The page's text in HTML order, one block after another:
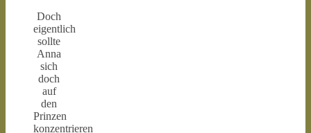
Doch
eigentlich
sollte
Anna
sich
doch
auf
den
Prinzen
konzentrieren